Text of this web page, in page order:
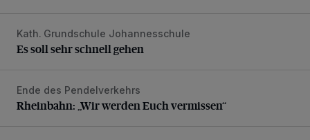
Es soll sehr schnell gehen
Kath. Grundschule Johannesschule
Es soll sehr schnell gehen
Rheinbahn: „Wir werden Euch vermissen“
Ende des Pendelverkehrs
Rheinbahn: „Wir werden Euch vermissen“